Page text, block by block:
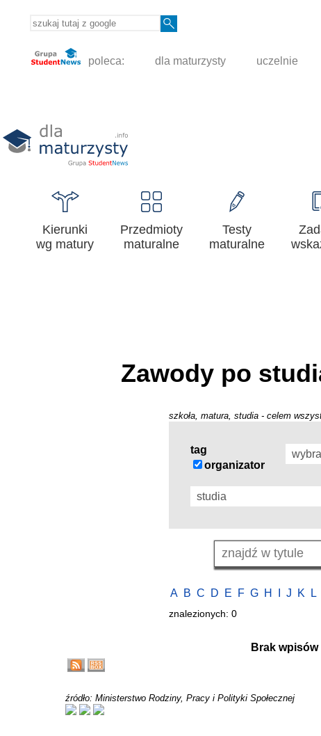
poleca: dla maturzysty uczelnie
Kierunki
wg matury
Przedmioty
maturalne
Testy
maturalne
Zawody po
szkoła, matura, studia - celem
tag
organizator
A B C D E F G H J K L
znalezionych: 0
Brak
źródło: Ministerstwo Rodziny, Pracy i Polityki Społecznej